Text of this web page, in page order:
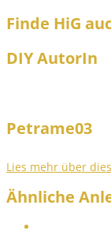
Finde HiG
DIY AutorIn
Petrame03
Lies mehr über
Ähnliche